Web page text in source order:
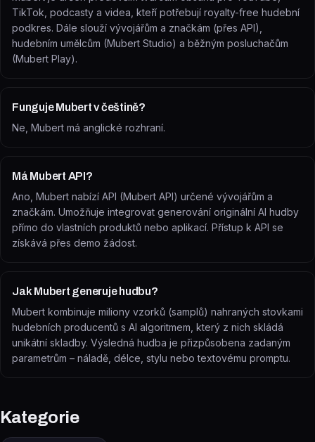
TikTok, podcasty a videa, kteří potřebují royalty-free hudební
podkres. Dále slouží vývojářům a značkám (přes API),
hudebním umělcům (Mubert Studio) a běžným posluchačům
(Mubert Play).
Funguje Mubert v češtině?
Ne, Mubert má anglické rozhraní.
Má Mubert API?
Ano, Mubert nabízí API (Mubert API) určené vývojářům a
značkám. Umožňuje integrovat generování originální AI hudby
přímo do vlastních produktů nebo aplikací. Přístup k API se
získává přes demo žádost.
Jak Mubert generuje hudbu?
Mubert kombinuje miliony vzorků (samplů) nahraných stovkami
hudebních producentů s AI algoritmem, který z nich skládá
unikátní skladby. Výsledná hudba je přizpůsobena zadaným
parametrům – náladě, délce, stylu nebo textovému promptu.
Kategorie